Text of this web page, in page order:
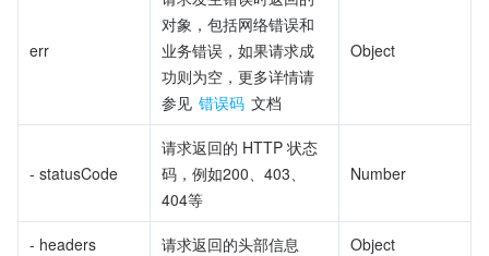
err
对象，包括网络错误和
业务错误，如果请求成
功则为空，更多详情请
参见 错误码 文档
Object
- statusCode
请求返回的 HTTP 状态
码，例如200、403、
404等
Number
- headers 请求返回的头部信息 Object